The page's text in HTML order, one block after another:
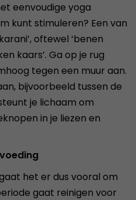
eenvoudige yoga
kunt stimuleren? Een van
oftewel ‘benen
kaars’. Ga op je rug
tegen een muur aan.
bijvoorbeeld tussen de
je lichaam om
in je liezen en
het er dus vooral om
gaat reinigen voor